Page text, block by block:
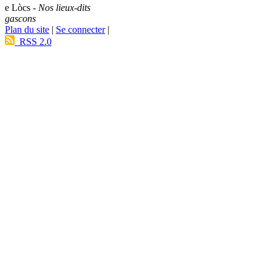
e Lòcs - Nos lieux-dits
gascons
Plan du site | Se connecter|
RSS 2.0